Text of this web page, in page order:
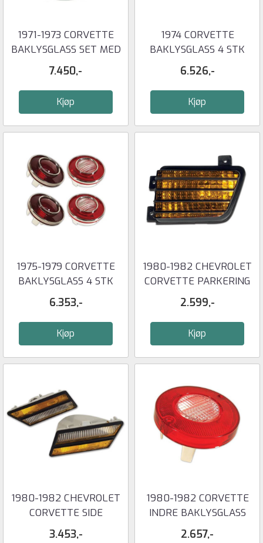
1971-1973 CORVETTE
BAKLYSGLASS SET MED
2 BAKLYS ...
7.450,-
Kjøp
1974 CORVETTE
BAKLYSGLASS 4 STK
6.526,-
Kjøp
1975-1979 CORVETTE
BAKLYSGLASS 4 STK
6.353,-
Kjøp
1980-1982 CHEVROLET
CORVETTE PARKERING
LYS VENSTE
2.599,-
Kjøp
1980-1982 CHEVROLET
CORVETTE SIDE
MARKERINGSLYS ...
3.453,-
1980-1982 CORVETTE
INDRE BAKLYSGLASS
MED RYGGELYS
2.657,-